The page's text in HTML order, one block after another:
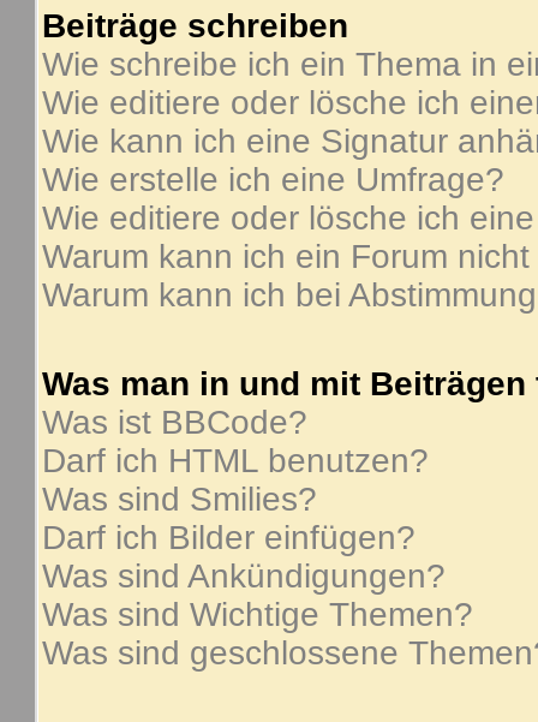
Beiträge schreiben
Wie schreibe ich ein Thema in
Wie editiere oder lösche ich
Wie kann ich eine Signatur
Wie erstelle ich eine Umfrage?
Wie editiere oder lösche ich
Warum kann ich ein Forum
Warum kann ich bei
Was man in und mit Beiträgen
Was ist BBCode?
Darf ich HTML benutzen?
Was sind Smilies?
Darf ich Bilder einfügen?
Was sind Ankündigungen?
Was sind Wichtige Themen?
Was sind geschlossene